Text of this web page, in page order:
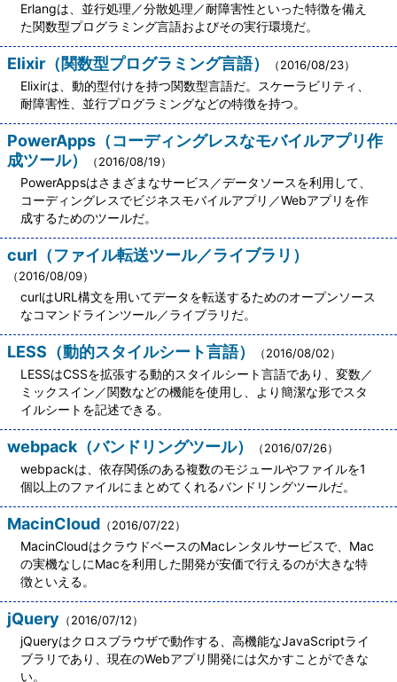
Erlangは、並行処理／分散処理／耐障害性といった特徴を備え
た関数型プログラミング言語およびその実行環境だ。
Elixir（関数型プログラミング言語） （2016/08/23）
Elixirは、動的型付けを持つ関数型言語だ。スケーラビリティ、
耐障害性、並行プログラミングなどの特徴を持つ。
PowerApps（コーディングレスなモバイルアプリ作
成ツール）
（2016/08/19）
PowerAppsはさまざまなサービス／データソースを利用して、
コーディングレスでビジネスモバイルアプリ／Webアプリを作
成するためのツールだ。
curl（ファイル転送ツール／ライブラリ）
（2016/08/09）
curlはURL構文を用いてデータを転送するためのオープンソース
なコマンドラインツール／ライブラリだ。
LESS（動的スタイルシート言語） （2016/08/02）
LESSはCSSを拡張する動的スタイルシート言語であり、変数／
ミックスイン／関数などの機能を使用し、より簡潔な形でスタ
イルシートを記述できる。
webpack（バンドリングツール） （2016/07/26）
webpackは、依存関係のある複数のモジュールやファイルを1
個以上のファイルにまとめてくれるバンドリングツールだ。
MacinCloud （2016/07/22）
MacinCloudはクラウドベースのMacレンタルサービスで、Mac
の実機なしにMacを利用した開発が安価で行えるのが大きな特
徴といえる。
jQuery （2016/07/12）
jQueryはクロスブラウザで動作する、高機能なJavaScriptライ
ブラリであり、現在のWebアプリ開発には欠かすことができな
い。